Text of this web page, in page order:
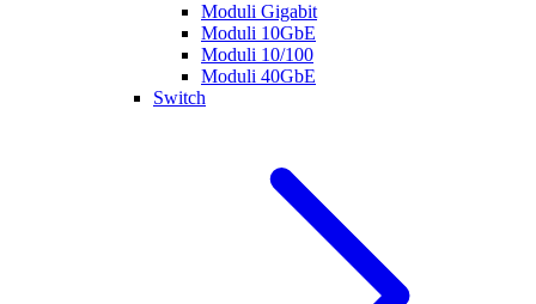
Moduli Gigabit
Moduli 10GbE
Moduli 10/100
Moduli 40GbE
Switch